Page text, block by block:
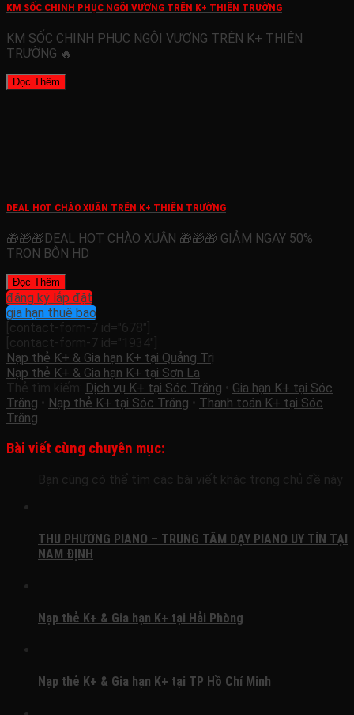
KM SỐC CHINH PHỤC NGÔI VƯƠNG TRÊN K+ THIÊN TRƯỜNG
KM SỐC CHINH PHỤC NGÔI VƯƠNG TRÊN K+ THIÊN
TRƯỜNG 🔥
Đọc Thêm
DEAL HOT CHÀO XUÂN TRÊN K+ THIÊN TRƯỜNG
🎁🎁🎁DEAL HOT CHÀO XUÂN 🎁🎁🎁 GIẢM NGAY 50%
TRỌN BỘN HD
Đọc Thêm
đăng ký lắp đặt
gia hạn thuê bao
[contact-form-7 id="678"]
[contact-form-7 id="1934"]
Nạp thẻ K+ & Gia hạn K+ tại Quảng Trị
Nạp thẻ K+ & Gia hạn K+ tại Sơn La
Thẻ tìm kiếm: Dịch vụ K+ tại Sóc Trăng • Gia hạn K+ tại Sóc
Trăng • Nạp thẻ K+ tại Sóc Trăng • Thanh toán K+ tại Sóc
Trăng
Bài viết cùng chuyên mục:
Bạn cũng có thể tìm các bài viết khác trong chủ đề này
THU PHƯƠNG PIANO – TRUNG TÂM DẠY PIANO UY TÍN TẠI
NAM ĐỊNH
Nạp thẻ K+ & Gia hạn K+ tại Hải Phòng
Nạp thẻ K+ & Gia hạn K+ tại TP Hồ Chí Minh